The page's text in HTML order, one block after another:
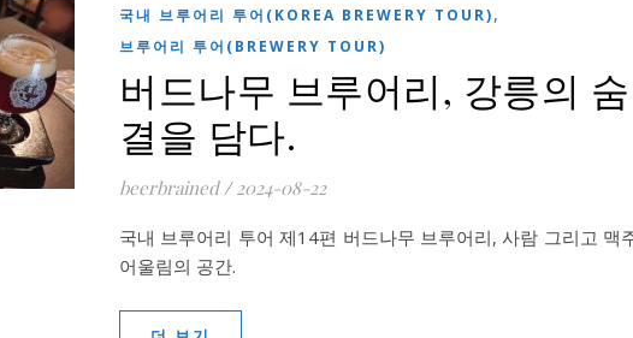
국내 브루어리 투어(KOREA BREWERY TOUR),
브루어리 투어(BREWERY TOUR)
버드나무 브루어리, 강릉의 숨
결을 담다.
beerbrained / 2024-08-22
국내 브루어리 투어 제14편 버드나무 브루어리, 사람 그리고 맥
어울림의 공간.